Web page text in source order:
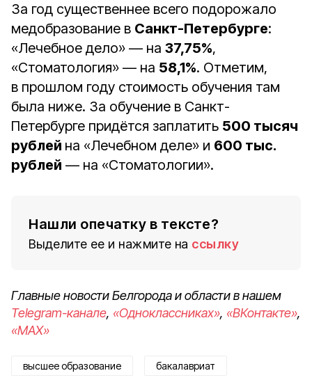
За год существеннее всего подорожало
медобразование в Санкт-Петербурге:
«Лечебное дело» — на 37,75%,
«Стоматология» — на 58,1%. Отметим,
в прошлом году стоимость обучения там
была ниже. За обучение в Санкт-
Петербурге придётся заплатить 500 тысяч
рублей на «Лечебном деле» и 600 тыс.
рублей — на «Стоматологии».
Нашли опечатку в тексте?
Выделите ее и нажмите на ссылку
Главные новости Белгорода и области в нашем
Telegram-канале, «Одноклассниках», «ВКонтакте»,
«MAX»
высшее образование бакалавриат